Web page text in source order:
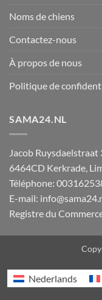
Noms de chiens
Contactez-nous
À propos de nous
Politique de
SAMA24.NL
Jacob Ruysdaelstraat
6464CD Kerkrade,
Téléphone:
E-mail:
Registre du
Nederlands